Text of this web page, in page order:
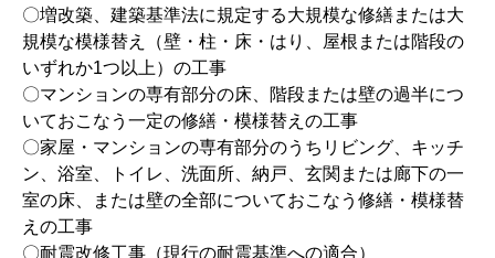
〇増改築、建築基準法に規定する大規模な修繕または大
規模な模様替え（壁・柱・床・はり、屋根または階段の
いずれか1つ以上）の工事
〇マンションの専有部分の床、階段または壁の過半につ
いておこなう一定の修繕・模様替えの工事
〇家屋・マンションの専有部分のうちリビング、キッチ
ン、浴室、トイレ、洗面所、納戸、玄関または廊下の一
室の床、または壁の全部についておこなう修繕・模様替
えの工事
〇耐震改修工事（現行の耐震基準への適合）